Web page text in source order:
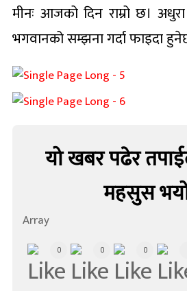
मीनः आजको दिन राम्रो छ।
भगवानको सम्झना गर्दा फाइदा
यो खबर पढेर
महसुस
Array
0 0 0